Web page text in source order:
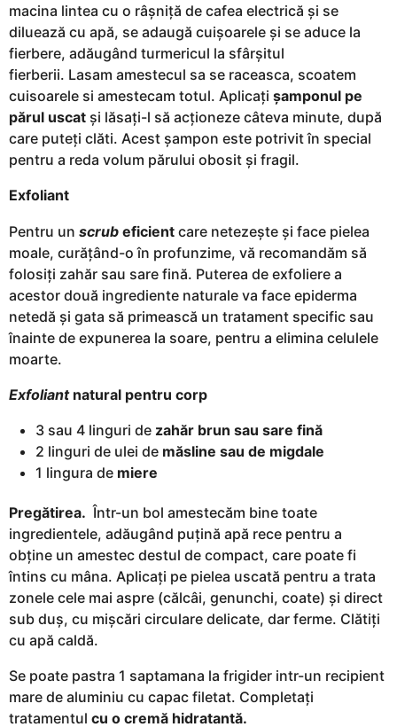
macina lintea cu o râșniță de cafea electrică și se
diluează cu apă, se adaugă cuișoarele și se aduce la
fierbere, adăugând turmericul la sfârșitul
fierberii. Lasam amestecul sa se raceasca, scoatem
cuisoarele si amestecam totul. Aplicați șamponul pe
părul uscat și lăsați-l să acționeze câteva minute, după
care puteți clăti. Acest șampon este potrivit în special
pentru a reda volum părului obosit și fragil.
Exfoliant
Pentru un scrub eficient care netezește și face pielea
moale, curățând-o în profunzime, vă recomandăm să
folosiți zahăr sau sare fină. Puterea de exfoliere a
acestor două ingrediente naturale va face epiderma
netedă și gata să primească un tratament specific sau
înainte de expunerea la soare, pentru a elimina celulele
moarte.
Exfoliantnatural pentru corp
3 sau 4 linguri de zahăr brun sau sare fină
2 linguri de ulei de măsline sau de migdale
1 lingura de miere
Pregătirea. Într-un bol amestecăm bine toate
ingredientele, adăugând puțină apă rece pentru a
obține un amestec destul de compact, care poate fi
întins cu mâna. Aplicați pe pielea uscată pentru a trata
zonele cele mai aspre (călcâi, genunchi, coate) și direct
sub duș, cu mișcări circulare delicate, dar ferme. Clătiți
cu apă caldă.
Se poate pastra 1 saptamana la frigider intr-un recipient
mare de aluminiu cu capac filetat. Completați
tratamentul cu o cremă hidratantă.